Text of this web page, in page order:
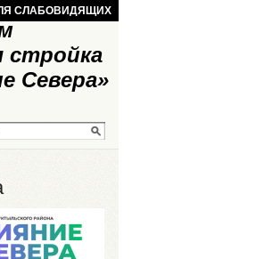
стройка
Севера»
СЛАБОВИДЯЩИХ
Реклама на сайте